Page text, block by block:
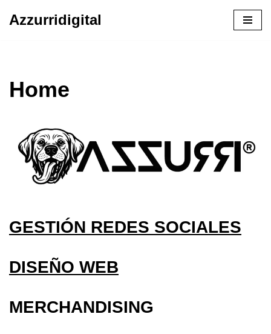
Azzurridigital
Home
GESTIÓN REDES SOCIALES
DISEÑO WEB
MERCHANDISING